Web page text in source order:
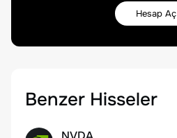
Hesap Aç
Benzer Hisseler